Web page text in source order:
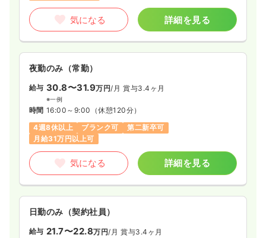
気になる 詳細を見る
夜勤のみ（常勤）
給与 30.8〜31.9万円/月 賞与3.4ヶ月
※一例
時間 16:00～9:00 （休憩120分）
4週8休以上
ブランク可
第二新卒可
月給31万円以上可
気になる 詳細を見る
日勤のみ（契約社員）
給与 21.7〜22.8万円/月 賞与3.4ヶ月